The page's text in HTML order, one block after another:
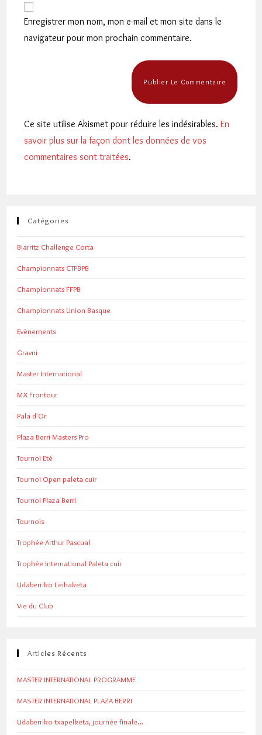
comment
votre
site
(facultatif)
Enregistrer mon nom, mon e-mail et mon site dans le
navigateur pour mon prochain commentaire.
Ce site utilise Akismet pour réduire les indésirables.En
savoir plus sur la façon dont les données de vos
commentaires sont traitées.
Catégories
Biarritz Challenge Corta
Championnats CTPBPB
Championnats FFPB
Championnats Union Basque
Evènements
Gravni
Master International
MX Frontour
Pala d'Or
Plaza Berri Masters Pro
Tournoi Eté
Tournoi Open paleta cuir
Tournoi Plaza Berri
Tournois
Trophée Arthur Pascual
Trophée International Paleta cuir
Udaberriko Leihaketa
Vie du Club
Articles Récents
MASTER INTERNATIONAL PROGRAMME
MASTER INTERNATIONAL PLAZA BERRI
Udaberriko txapelketa, journée finale…